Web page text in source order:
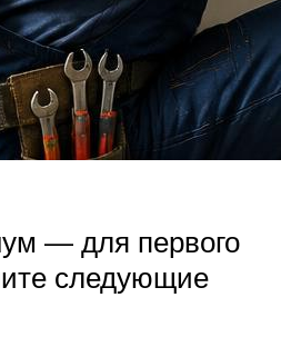
— для первого
следующие